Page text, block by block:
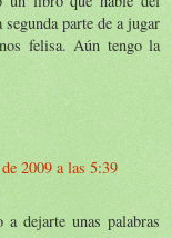
parte de a jugar
felisa. Aún tengo la
2009 a las 5:39
dejarte unas palabras